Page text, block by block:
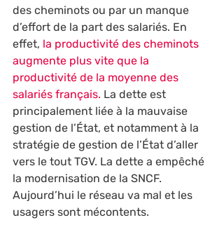
des cheminots ou par un manque
d’effort de la part des salariés. En
effet, la productivité des cheminots
augmente plus vite que la
productivité de la moyenne des
salariés français. La dette est
principalement liée à la mauvaise
gestion de l’État, et notamment à la
stratégie de gestion de l’État d’aller
vers le tout TGV. La dette a empêché
la modernisation de la SNCF.
Aujourd’hui le réseau va mal et les
usagers sont mécontents.